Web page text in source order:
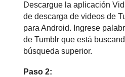
Descargue la aplicación
de descarga de videos de
para Android. Ingrese
de Tumblr que está
búsqueda superior.
Paso 2: